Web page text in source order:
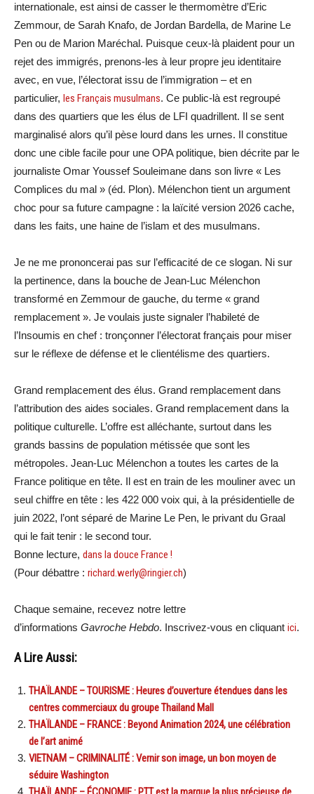
internationale, est ainsi de casser le thermomètre d’Eric
Zemmour, de Sarah Knafo, de Jordan Bardella, de Marine Le
Pen ou de Marion Maréchal. Puisque ceux-là plaident pour un
rejet des immigrés, prenons-les à leur propre jeu identitaire
avec, en vue, l’électorat issu de l’immigration – et en
particulier, les Français musulmans. Ce public-là est regroupé
dans des quartiers que les élus de LFI quadrillent. Il se sent
marginalisé alors qu’il pèse lourd dans les urnes. Il constitue
donc une cible facile pour une OPA politique, bien décrite par le
journaliste Omar Youssef Souleimane dans son livre « Les
Complices du mal » (éd. Plon). Mélenchon tient un argument
choc pour sa future campagne : la laïcité version 2026 cache,
dans les faits, une haine de l’islam et des musulmans.
Je ne me prononcerai pas sur l’efficacité de ce slogan. Ni sur
la pertinence, dans la bouche de Jean-Luc Mélenchon
transformé en Zemmour de gauche, du terme « grand
remplacement ». Je voulais juste signaler l’habileté de
l’Insoumis en chef : tronçonner l’électorat français pour miser
sur le réflexe de défense et le clientélisme des quartiers.
Grand remplacement des élus. Grand remplacement dans
l’attribution des aides sociales. Grand remplacement dans la
politique culturelle. L’offre est alléchante, surtout dans les
grands bassins de population métissée que sont les
métropoles. Jean-Luc Mélenchon a toutes les cartes de la
France politique en tête. Il est en train de les mouliner avec un
seul chiffre en tête : les 422 000 voix qui, à la présidentielle de
juin 2022, l’ont séparé de Marine Le Pen, le privant du Graal
qui le fait tenir : le second tour.
Bonne lecture, dans la douce France !
(Pour débattre : richard.werly@ringier.ch)
Chaque semaine, recevez notre lettre
d’informations Gavroche Hebdo. Inscrivez-vous en cliquant ici.
A Lire Aussi:
THAÏLANDE – TOURISME : Heures d’ouverture étendues dans les
centres commerciaux du groupe Thailand Mall
THAÏLANDE – FRANCE : Beyond Animation 2024, une célébration
de l’art animé
VIETNAM – CRIMINALITÉ : Vernir son image, un bon moyen de
séduire Washington